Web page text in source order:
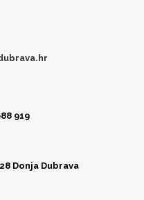
919
Donja Dubrava